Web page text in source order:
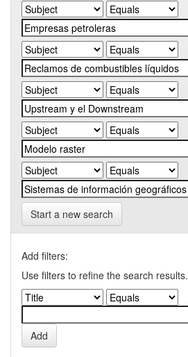
Start a new search
Add filters:
Use filters to refine the search results.